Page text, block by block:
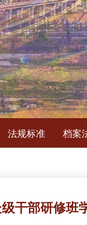
法规标准 档案
干部研修班